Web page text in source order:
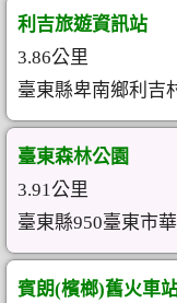
利吉旅遊資訊站
3.86公里
臺東縣卑南鄉利吉
臺東森林公園
3.91公里
臺東縣950臺東市
賓朗(檳榔)舊火車